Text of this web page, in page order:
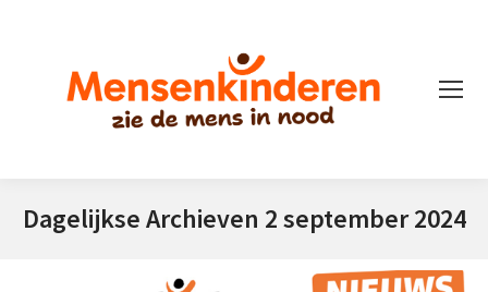
Dagelijkse Archieven 2 september 2024